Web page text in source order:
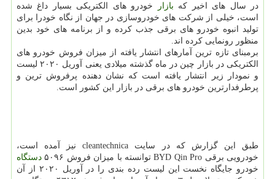
در سال های اخیر که بازار
خودرو های الکتریکی بسیار داغ شده
است، خیلی از شرکت های خودروسازی در جهان از نگاه خودرا برای
تولید انبوه خودرو های برقی جذب کرده و از برنامه های خود بدین
منظور رونمایی کرده اند.
برمبنای تازه ترین آمارهای انتشار یافته از میزان فروش خودرو های
الکتریکی در بازار چین در ماه گذشته میلادی یعنی آوریل ۲۰۲۰ لیست
و نمودار زیر انتشار یافته است که نشان دهنده پرفروش ترین و
پرطرفدارترین خودرو های برقی در بازار این کشور است.
طبق این گزارش که در سایت cleantechnica نیز آمده است،
خودرویی برقی BYD Qin Pro توانسته با میزان فروش ۵۰۹۶
دستگاه
خودرو جایگاه نخست این لیست رده بندی را در آوریل ۲۰۲۰ از آن